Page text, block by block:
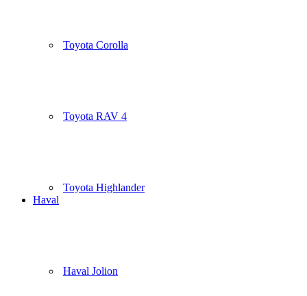
Toyota Corolla
Toyota RAV 4
Toyota Highlander
Haval
Haval Jolion